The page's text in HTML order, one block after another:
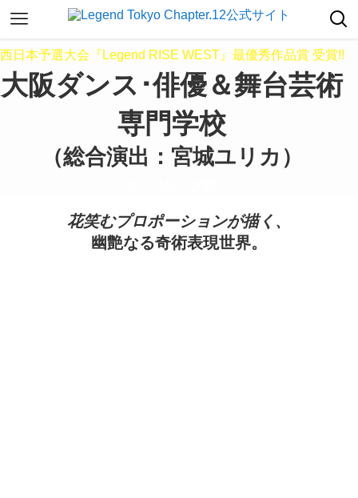
西日本予選大会『Legend RISE WEST』最優秀作品賞 受賞!!
大阪ダンス･俳優＆舞台芸術
専門学校
（総合演出：宮城ユリカ）
花笑むプロポーションが描く、
幽艶なる奇術表現世界。